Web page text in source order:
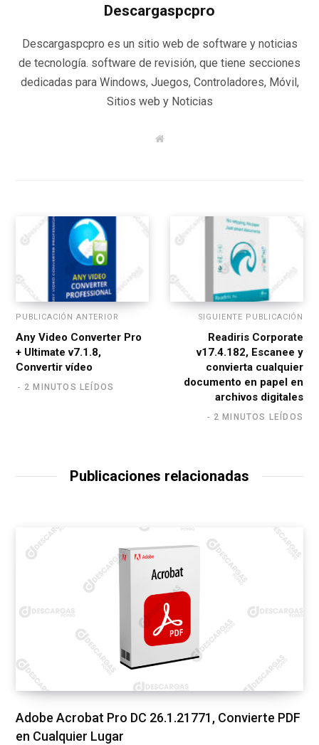
Descargaspcpro
Descargaspcpro es un sitio web de software y noticias
de tecnología. software de revisión, que tiene secciones
dedicadas para Windows, Juegos, Controladores, Móvil,
Sitios web y Noticias
W
PUBLICACIÓN ANTERIOR
Any Video Converter Pro
+ Ultimate v7.1.8,
Convertir vídeo
2 MINUTOS LEÍDOS
SIGUIENTE PUBLICACIÓN
Readiris Corporate
v17.4.182, Escanee y
convierta cualquier
documento en papel en
archivos digitales
2 MINUTOS LEÍDOS
Publicaciones relacionadas
Adobe Acrobat Pro DC 26.1.21771, Convierte PDF
en Cualquier Lugar